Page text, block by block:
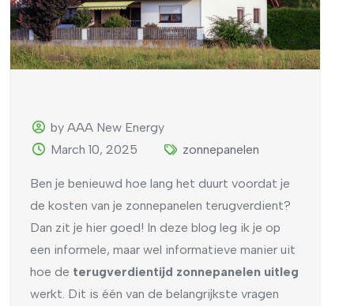
by AAA New Energy
March 10, 2025
zonnepanelen
Ben je benieuwd hoe lang het duurt voordat je
de kosten van je zonnepanelen terugverdient?
Dan zit je hier goed! In deze blog leg ik je op
een informele, maar wel informatieve manier uit
hoe de terugverdientijd zonnepanelen uitleg
werkt. Dit is één van de belangrijkste vragen